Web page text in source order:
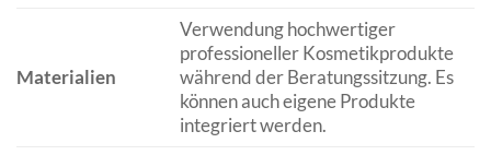
Materialien
Verwendung hochwertiger
professioneller Kosmetikprodukte
während der Beratungssitzung. Es
können auch eigene Produkte
integriert werden.